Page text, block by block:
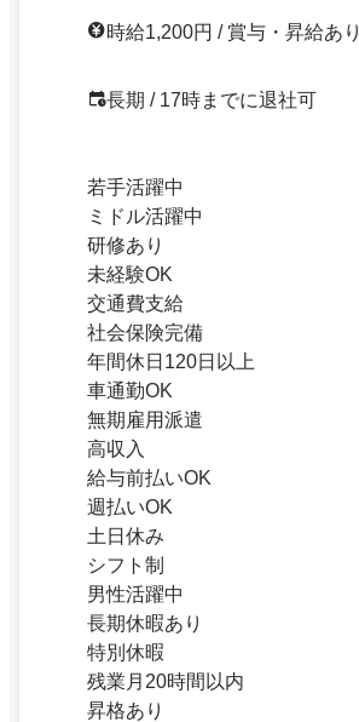
時給1,200円 / 賞与・昇給あり
長期 / 17時までに退社可
若手活躍中
ミドル活躍中
研修あり
未経験OK
交通費支給
社会保険完備
年間休日120日以上
車通勤OK
無期雇用派遣
高収入
給与前払いOK
週払いOK
土日休み
シフト制
男性活躍中
長期休暇あり
特別休暇
残業月20時間以内
昇格あり